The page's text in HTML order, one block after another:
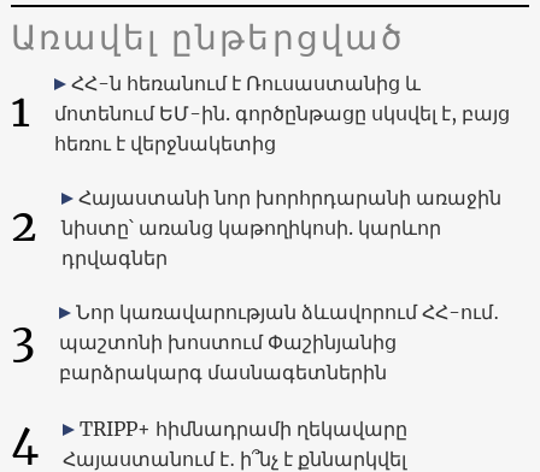
Առավել ընթերցված
1
ՀՀ-ն հեռանում է Ռուսաստանից և
մոտենում ԵՄ-ին. գործընթացը սկսվել է, բայց
հեռու է վերջնակետից
2
Հայաստանի նոր խորհրդարանի առաջին
նիստը՝ առանց կաթողիկոսի. կարևոր
դրվագներ
3
Նոր կառավարության ձևավորում ՀՀ-ում․
պաշտոնի խոստում Փաշինյանից
բարձրակարգ մասնագետներին
4
TRIPP+ հիմնադրամի ղեկավարը
Հայաստանում է․ ի՞նչ է քննարկվել